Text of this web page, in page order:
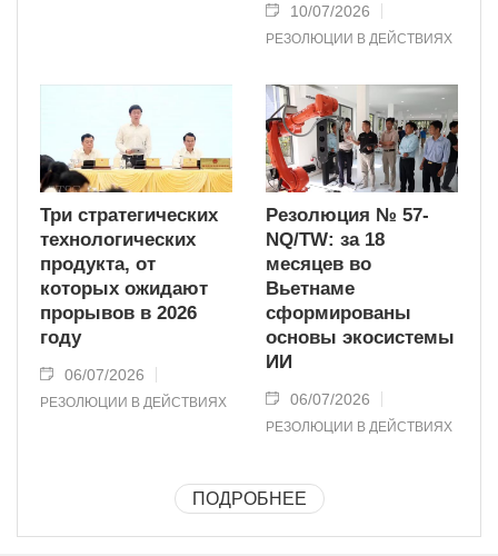
10/07/2026
РЕЗОЛЮЦИИ В ДЕЙСТВИЯХ
Три стратегических
технологических
продукта, от
которых ожидают
прорывов в 2026
году
06/07/2026
РЕЗОЛЮЦИИ В ДЕЙСТВИЯХ
Резолюция № 57-
NQ/TW: за 18
месяцев во
Вьетнаме
сформированы
основы экосистемы
ИИ
06/07/2026
РЕЗОЛЮЦИИ В ДЕЙСТВИЯХ
ПОДРОБНЕЕ